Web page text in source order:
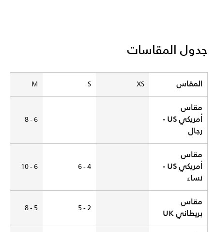
جدول المقاسات
Size Chart
المقاس XS
S
M
مقاس
أمريكي US -
رجال
6 - 8
مقاس
أمريكي US -
نساء
4 - 6
6 - 10
مقاس
بريطاني UK
2 - 5
5 - 8